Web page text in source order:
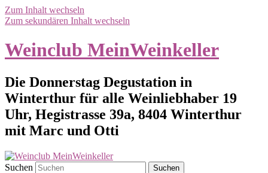
Zum Inhalt wechseln
Zum sekundären Inhalt wechseln
Weinclub MeinWeinkeller
Die Donnerstag Degustation in
Winterthur für alle Weinliebhaber 19
Uhr, Hegistrasse 39a, 8404 Winterthur
mit Marc und Otti
Suchen